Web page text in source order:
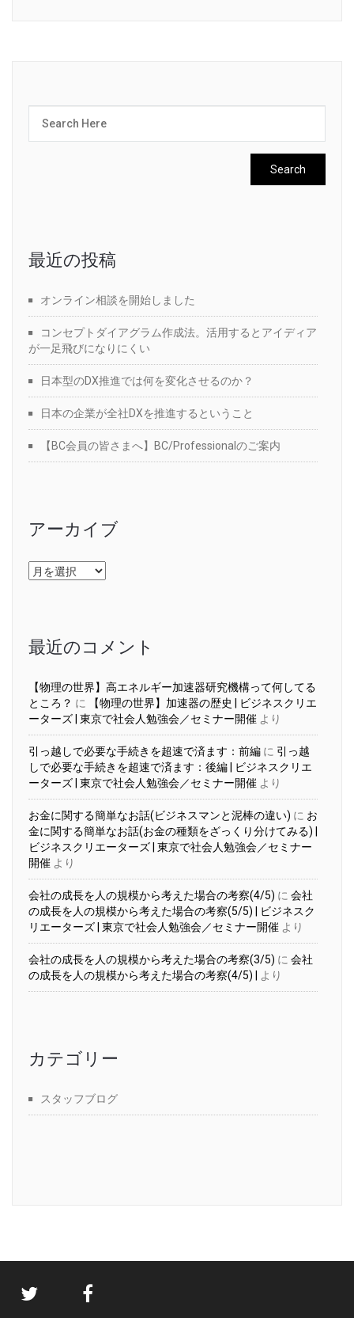
最近の投稿
オンライン相談を開始しました
コンセプトダイアグラム作成法。活用するとアイディア
が一足飛びになりにくい
日本型のDX推進では何を変化させるのか？
日本の企業が全社DXを推進するということ
【BC会員の皆さまへ】BC/Professionalのご案内
アーカイブ
ア
ー
最近のコメント
【物理の世界】高エネルギー加速器研究機構って何してる
ところ？ に
【物理の世界】加速器の歴史 | ビジネスクリエ
ーターズ | 東京で社会人勉強会／セミナー開催 より
引っ越しで必要な手続きを超速で済ます：前編 に 引っ越
しで必要な手続きを超速で済ます：後編 | ビジネスクリエ
ーターズ | 東京で社会人勉強会／セミナー開催 より
お金に関する簡単なお話(ビジネスマンと泥棒の違い) に お
金に関する簡単なお話(お金の種類をざっくり分けてみる) |
ビジネスクリエーターズ | 東京で社会人勉強会／セミナー
開催 より
会社の成長を人の規模から考えた場合の考察(4/5) に 会社
の成長を人の規模から考えた場合の考察(5/5) | ビジネスク
リエーターズ | 東京で社会人勉強会／セミナー開催 より
会社の成長を人の規模から考えた場合の考察(3/5) に 会社
の成長を人の規模から考えた場合の考察(4/5) |
より
カテゴリー
スタッフブログ